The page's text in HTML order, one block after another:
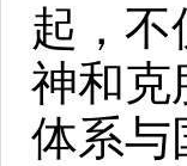
起，不
神和克
体系与